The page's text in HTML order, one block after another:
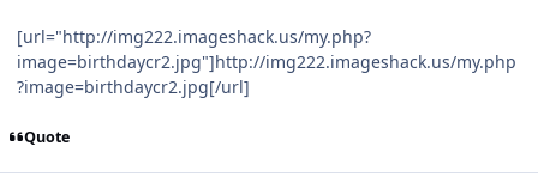
[url="http://img222.imageshack.us/my.php?
image=birthdaycr2.jpg"]http://img222.imageshack.us/my.php
?image=birthdaycr2.jpg[/url]
Quote